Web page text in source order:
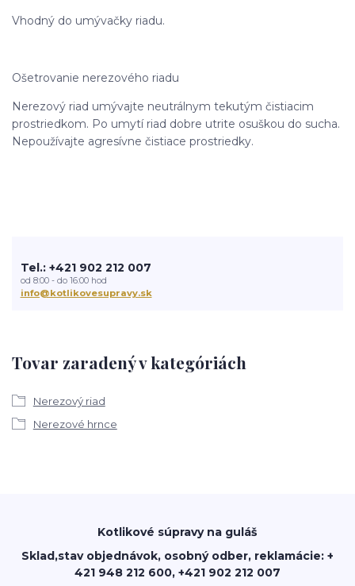
Vhodný do umývačky riadu.
Ošetrovanie nerezového riadu
Nerezový riad umývajte neutrálnym tekutým čistiacim
prostriedkom. Po umytí riad dobre utrite osuškou do sucha.
Nepoužívajte agresívne čistiace prostriedky.
Tovar zaradený v kategóriách
Nerezový riad
Nerezové hrnce
Tel.: +421 902 212 007
od 8:00 - do 16:00 hod
info@kotlikovesupravy.sk
Kotlikové súpravy na guláš
Sklad,stav objednávok, osobný odber, reklamácie: +
421 948 212 600, +421 902 212 007